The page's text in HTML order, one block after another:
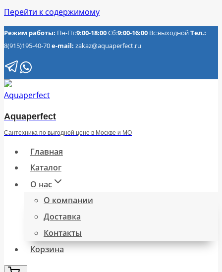
Перейти к содержимому
Режим работы: Пн-Пт:9:00-18:00Сб:9:00-16:00 Вс:выходнойТел.:
8(915)195-40-70e-mail: zakaz@aquaperfect.ru
Aquaperfect
Сантехника по выгодной цене в Москве и МО
Главная
Каталог
О нас
О компании
Доставка
Контакты
Корзина